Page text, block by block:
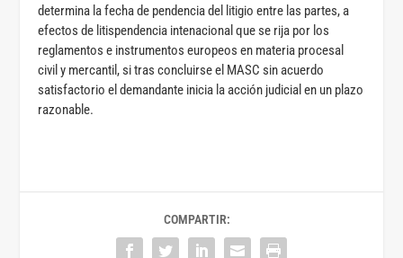
determina la fecha de pendencia del litigio entre las partes, a
efectos de litispendencia intenacional que se rija por los
reglamentos e instrumentos europeos en materia procesal
civil y mercantil, si tras concluirse el MASC sin acuerdo
satisfactorio el demandante inicia la acción judicial en un plazo
razonable.
COMPARTIR: